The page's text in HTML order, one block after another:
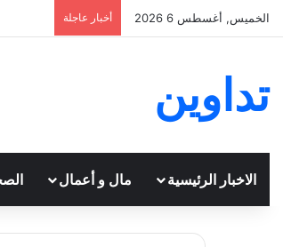
الخميس, أغسطس 6 2026 أخبار عاجلة
تداوين
الاخبار الرئيسية مال و أعمال